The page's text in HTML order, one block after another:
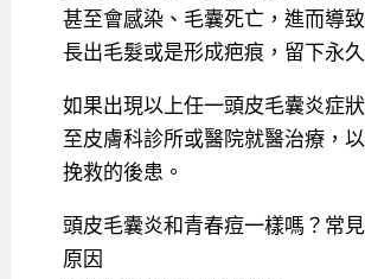
甚至會感染、毛囊死亡，進而導
長出毛髮或是形成疤痕，留下永
如果出現以上任一頭皮毛囊炎症
至皮膚科診所或醫院就醫治療，
挽救的後患。
頭皮毛囊炎和青春痘一樣嗎？常
原因